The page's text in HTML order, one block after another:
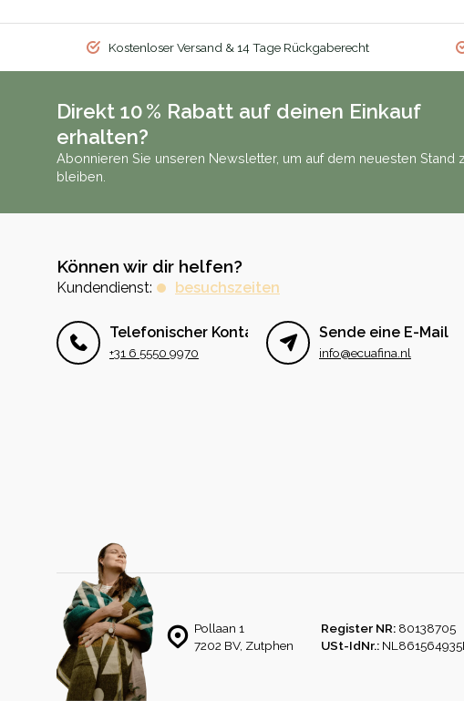
Kostenloser Versand & 14 Tage Rückgaberecht
Direkt 10 % Rabatt auf deinen Einkauf
erhalten?
Abonnieren Sie unseren Newsletter, um auf dem neuesten Stand
bleiben.
Können wir dir helfen?
Kundendienst: besuchszeiten
Telefonischer Kontakt
+31 6 5550 9970
Sende eine E-Mail
info@ecuafina.nl
Pollaan 1
7202 BV, Zutphen
Register NR: 80138705
USt-IdNr.: